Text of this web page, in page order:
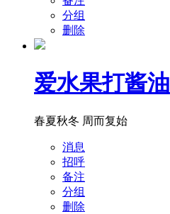
分组
删除
爱水果打酱油
春夏秋冬 周而复始
消息
招呼
备注
分组
删除